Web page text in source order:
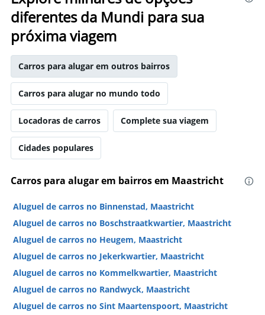
diferentes da Mundi para sua
próxima viagem
Carros para alugar em outros bairros
Carros para alugar no mundo todo
Locadoras de carros Complete sua viagem
Cidades populares
Carros para alugar em bairros em Maastricht
Aluguel de carros no Binnenstad, Maastricht
Aluguel de carros no Boschstraatkwartier, Maastricht
Aluguel de carros no Heugem, Maastricht
Aluguel de carros no Jekerkwartier, Maastricht
Aluguel de carros no Kommelkwartier, Maastricht
Aluguel de carros no Randwyck, Maastricht
Aluguel de carros no Sint Maartenspoort, Maastricht